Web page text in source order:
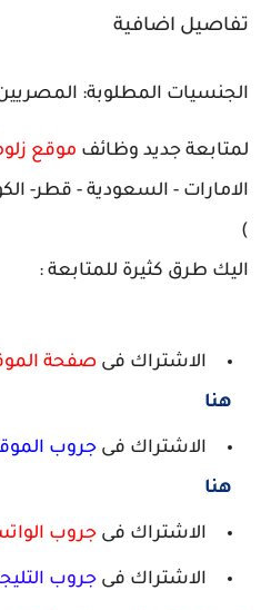
تفاصيل اضافية
الجنسيات المطلوبة:
لمتابعة جديد وظائف موقع
الامارات - السعودية - قطر-
)
اليك طرق كثيرة للمتابعة :
الاشتراك فى صفحة
هنا
الاشتراك فى جروب
هنا
الاشتراك فى جروب
الاشتراك فى جروب